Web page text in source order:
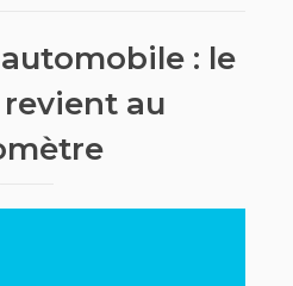
: le
au